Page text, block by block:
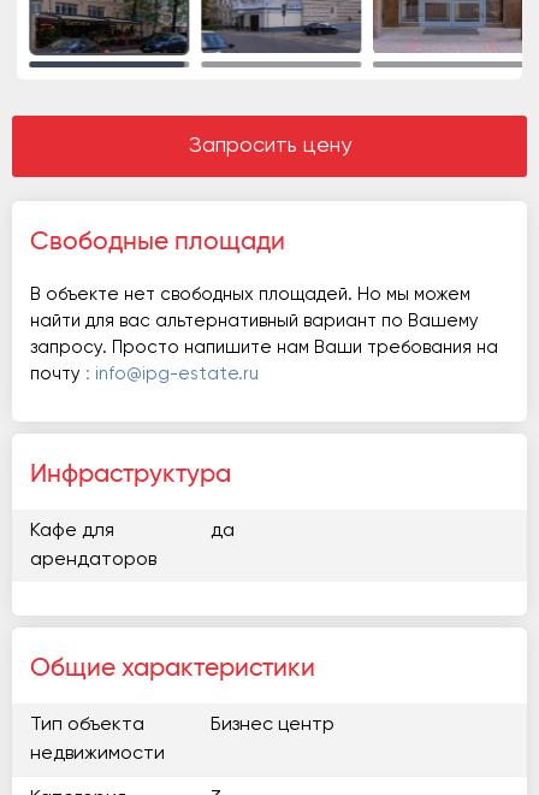
Запросить цену
Свободные площади
В объекте нет свободных площадей. Но мы можем
найти для вас альтернативный вариант по Вашему
запросу. Просто напишите нам Ваши требования на
почту : info@ipg-estate.ru
Инфраструктура
Кафе для
арендаторов
да
Общие характеристики
Тип объекта
недвижимости
Бизнес центр